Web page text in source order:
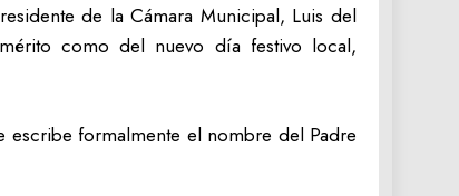
de la Cámara Municipal, Luis del
como del nuevo día festivo local,
formalmente el nombre del Padre